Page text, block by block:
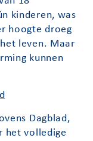
kinderen, was
hoogte droeg
leven. Maar
kunnen
Dagblad,
het volledige